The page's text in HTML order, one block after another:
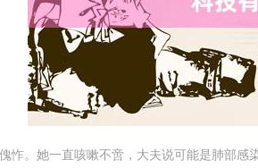
怍。她一直咳嗽不啻，大夫说可能是肺部